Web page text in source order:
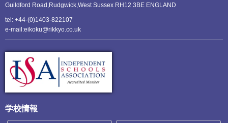
Guildford Road,Rudgwick,West Sussex RH12 3BE ENGLAND
tel: +44-(0)1403-822107
e-mail:eikoku@rikkyo.co.uk
学校情報